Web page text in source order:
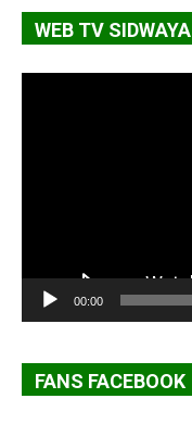
WEB TV SIDWAYA
00:00
FANS FACEBOOK